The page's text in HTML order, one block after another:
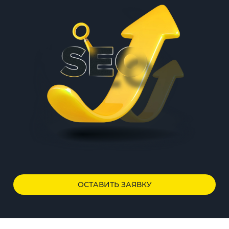
ОСТАВИТЬ ЗАЯВКУ